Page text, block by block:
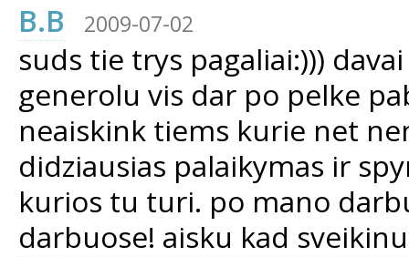
B.B
2009-07-02
suds tie trys pagaliai:)))
generolu vis dar po pelke
neaiskink tiems kurie net
didziausias palaikymas ir
kurios tu turi. po mano
darbuose! aisku kad